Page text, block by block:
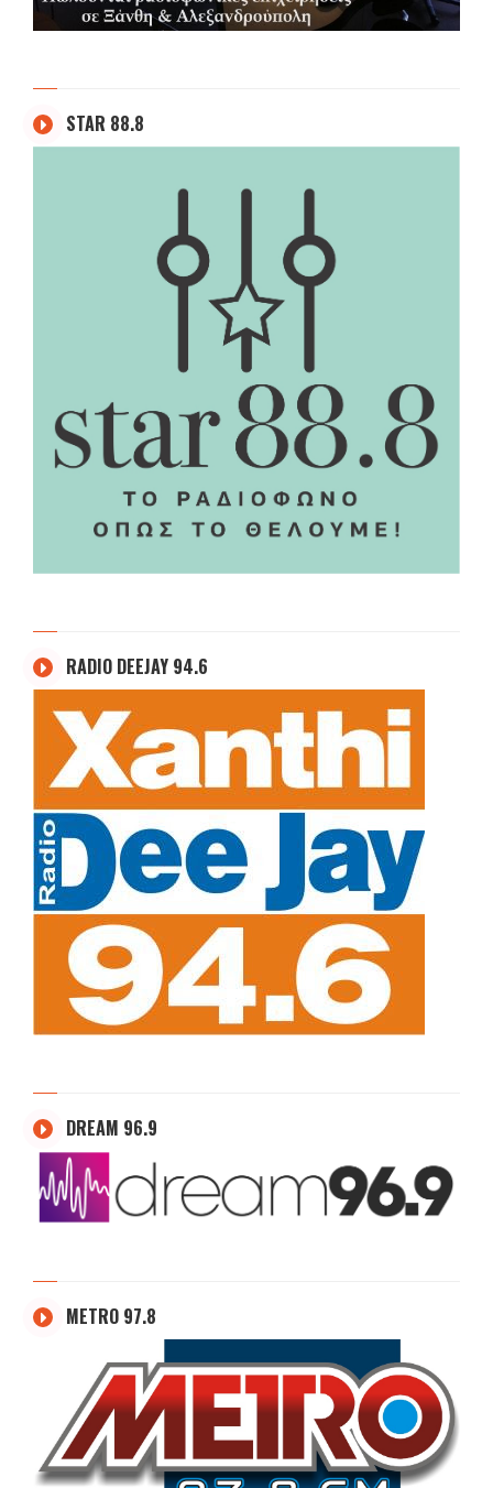
STAR 88.8
RADIO DEEJAY 94.6
DREAM 96.9
METRO 97.8